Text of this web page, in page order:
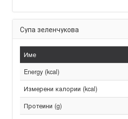
Супа зеленчукова
Име
Energy (kcal)
Измерени калории (kcal)
Протеини (g)